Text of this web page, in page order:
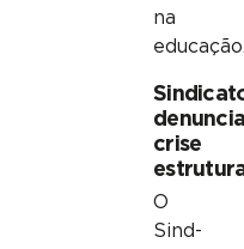
na
crise
O
Sind-